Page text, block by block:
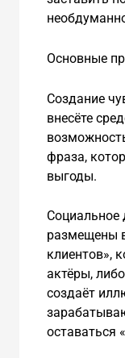
Основные
Создание
внесёте
фраза,
выгоды.
Социальное
размещены
клиентов»,
актёры,
создаёт
оставаться